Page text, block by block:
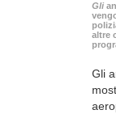
Gli
altre
Gli